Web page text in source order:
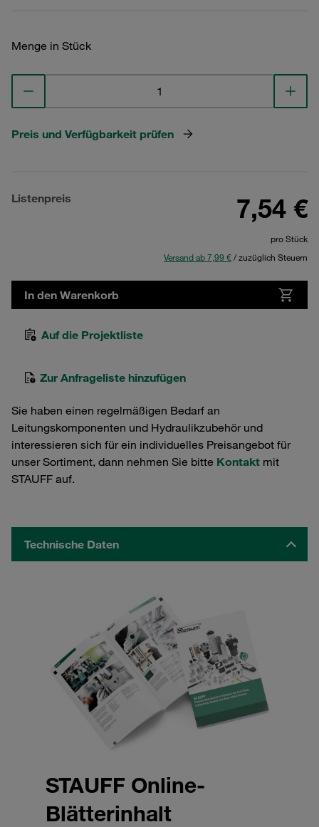
Menge in Stück
Preis und Verfügbarkeit prüfen
Listenpreis 7,54 €
pro Stück
Versand ab 7,99 €/ zuzüglich Steuern
In den Warenkorb
Auf die Projektliste
Zur Anfrageliste hinzufügen
Sie haben einen regelmäßigen Bedarf an
Leitungskomponenten und Hydraulikzubehör und
interessieren sich für ein individuelles Preisangebot für
unser Sortiment, dann nehmen Sie bitte Kontakt mit
STAUFF auf.
Technische Daten
STAUFF Online-
Blätterinhalt